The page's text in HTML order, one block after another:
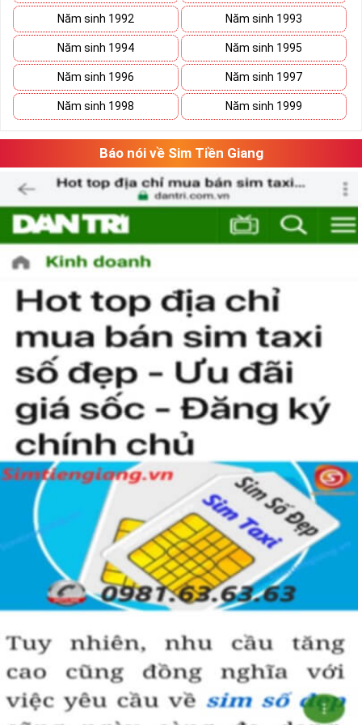
sim
, sim VÀNGtuyệt đẹp, với đẳng cấp đứng đầu. Vẻ đẹp mà
số 5 tạo nên là tổng hòa của ý nghĩa và hình thức, con số 5 gồm cả
những nét gãy và nét cong như cuộc sống có
lúcthănglúctrầmnhưng họ sẽ tìm thấy con đường phát triển vững
bền của mình.
Tại sao nên sở hữu sim ngũ quý 5?
Sim ngũ quý 5 được nhiều người quan tâm vì con số 5 được
coi là số của Phúc, của Vàng, của Vua nên được nhiều người
yêu thích và chọn lựa.
Vì vậy
sim số đẹpđuôi 55555thể hiện được ước vọng về sự
hoà hợp, bình an, sinh sôi, làm việc gì cũng thuận lợi và tiến
đến vị trí cao nhất. Số 5 là con số của đời người, thể hiện sự
bình yên, hạnh phúc.
+ Khi nhìn vào số
sim ngũ quý 5
của bạn, người ta sẽ biết được bạn
là người cẩn thận, là người có địa vị và thành công trong cuộc
sống.
+ Khi sử dụng
sim số đẹp đuôi 55555để kinh doanh, làm ăn sẽ tạo
dựng được niềm tin, sự tin tưởng với đối tác,…
+ Sử dụngsim ngũ quý 5cũng giúp bạn tự tin hơn trong cuộc
sống, với các mối quan hệ xã hội khác.
Những phân tích chuyên sâu về ý nghĩa của dòng
sim ngũ
quý 5 xét theo nhiều khía cạch, đã đủ trả lời cho câu hỏi “Lý
do nên sở hữu sim ngũ quý 5 này
, Có thể khẳng định, đây là
dòng sim số đẹp được khuyên dùng cho giới làm ăn, kinh
doanh, dân công chức, văn phòng thậm chí là các doanh
nhân thành đạt.
Năm sinh 1992 Năm sinh 1993
Năm sinh 1994 Năm sinh 1995
Năm sinh 1996 Năm sinh 1997
Năm sinh 1998 Năm sinh 1999
Báo nói về Sim Tiền Giang